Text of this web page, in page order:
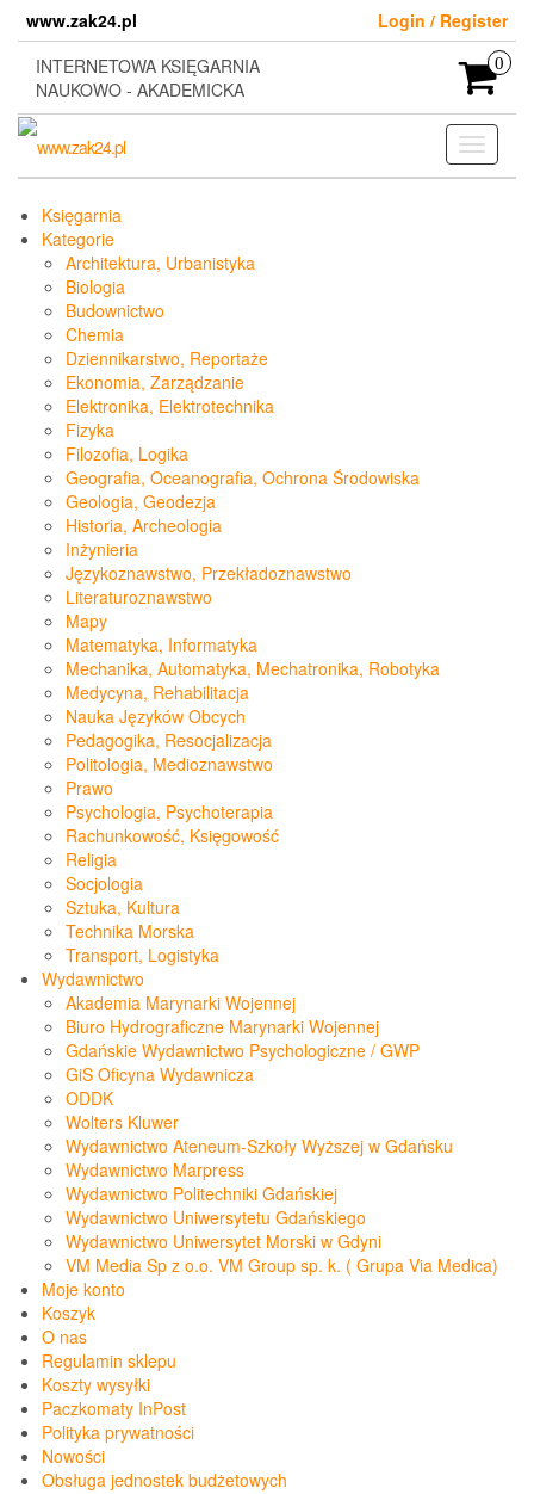
content
www.zak24.pl
Login / Register
INTERNETOWA KSIĘGARNIA
NAUKOWO - AKADEMICKA
0
Toggle
Księgarnia
Kategorie
Architektura, Urbanistyka
Biologia
Budownictwo
Chemia
Dziennikarstwo, Reportaże
Ekonomia, Zarządzanie
Elektronika, Elektrotechnika
Fizyka
Filozofia, Logika
Geografia, Oceanografia, Ochrona Środowiska
Geologia, Geodezja
Historia, Archeologia
Inżynieria
Językoznawstwo, Przekładoznawstwo
Literaturoznawstwo
Mapy
Matematyka, Informatyka
Mechanika, Automatyka, Mechatronika, Robotyka
Medycyna, Rehabilitacja
Nauka Języków Obcych
Pedagogika, Resocjalizacja
Politologia, Medioznawstwo
Prawo
Psychologia, Psychoterapia
Rachunkowość, Księgowość
Religia
Socjologia
Sztuka, Kultura
Technika Morska
Transport, Logistyka
Wydawnictwo
Akademia Marynarki Wojennej
Biuro Hydrograficzne Marynarki Wojennej
Gdańskie Wydawnictwo Psychologiczne / GWP
GiS Oficyna Wydawnicza
ODDK
Wolters Kluwer
Wydawnictwo Ateneum-Szkoły Wyższej w Gdańsku
Wydawnictwo Marpress
Wydawnictwo Politechniki Gdańskiej
Wydawnictwo Uniwersytetu Gdańskiego
Wydawnictwo Uniwersytet Morski w Gdyni
VM Media Sp z o.o. VM Group sp. k. ( Grupa Via Medica)
Moje konto
Koszyk
O nas
Regulamin sklepu
Koszty wysyłki
Paczkomaty InPost
Polityka prywatności
Nowości
Obsługa jednostek budżetowych